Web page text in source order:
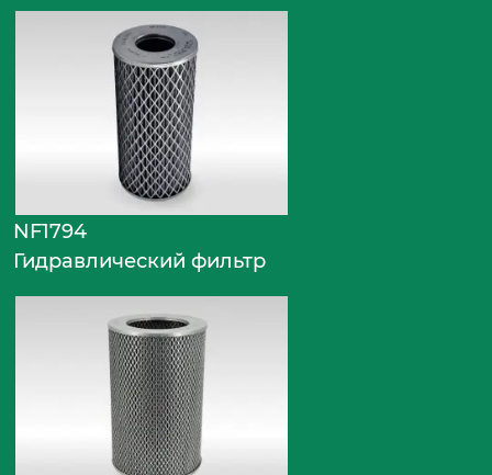
NF1794
Гидравлический фильтр